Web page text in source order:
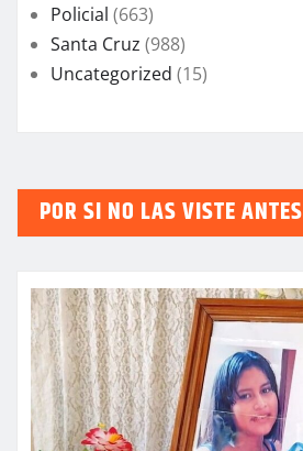
Policial (663)
Santa Cruz (988)
Uncategorized (15)
POR SI NO LAS VISTE ANTES